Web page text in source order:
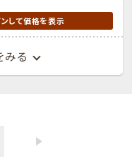
して価格を表示
みる